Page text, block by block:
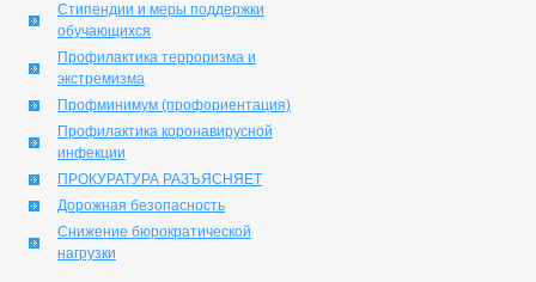
Стипендии и меры поддержки
обучающихся
Профилактика терроризма и
экстремизма
Профминимум (профориентация)
Профилактика коронавирусной
инфекции
ПРОКУРАТУРА РАЗЪЯСНЯЕТ
Дорожная безопасность
Снижение бюрократической
нагрузки